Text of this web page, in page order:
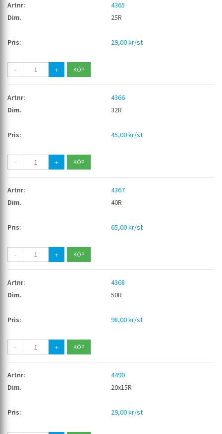
4365
25R
29,00 kr/st
- +
4366
32R
45,00 kr/st
- +
4367
40R
65,00 kr/st
- +
4368
50R
98,00 kr/st
- +
4490
20x15R
29,00 kr/st